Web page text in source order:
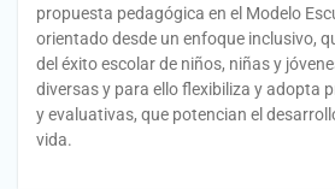
propuesta pedagógica en el Modelo
orientado desde un enfoque inclusivo,
del éxito escolar de niños, niñas y
diversas y para ello flexibiliza y adopta
y evaluativas, que potencian el
vida.